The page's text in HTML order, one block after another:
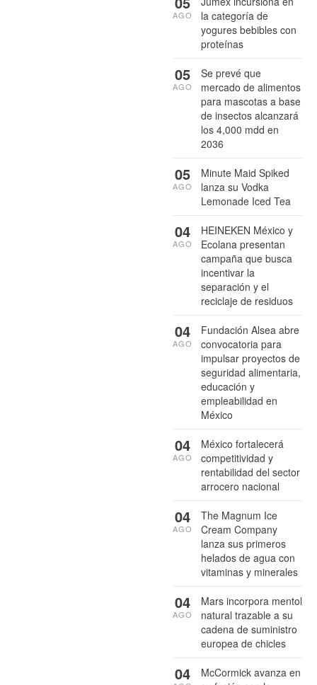
la categoría de
yogures bebibles con
proteínas
AGO
Se prevé que
mercado de alimentos
para mascotas a base
de insectos alcanzará
los 4,000 mdd en
2036
05
AGO
Minute Maid Spiked
lanza su Vodka
Lemonade Iced Tea
05
AGO
HEINEKEN México y
Ecolana presentan
campaña que busca
incentivar la
separación y el
reciclaje de residuos
04
AGO
Fundación Alsea abre
convocatoria para
impulsar proyectos de
seguridad alimentaria,
educación y
empleabilidad en
México
04
AGO
México fortalecerá
competitividad y
rentabilidad del sector
arrocero nacional
04
AGO
The Magnum Ice
Cream Company
lanza sus primeros
helados de agua con
vitaminas y minerales
04
AGO
Mars incorpora mentol
natural trazable a su
cadena de suministro
europea de chicles
04
AGO
McCormick avanza en
04